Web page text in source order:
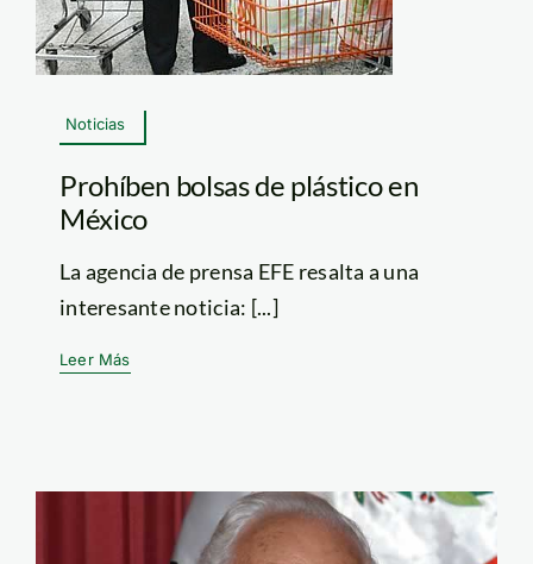
Noticias
Prohíben bolsas de plástico en
México
La agencia de prensa EFE resalta a una
interesante noticia: [...]
Leer Más